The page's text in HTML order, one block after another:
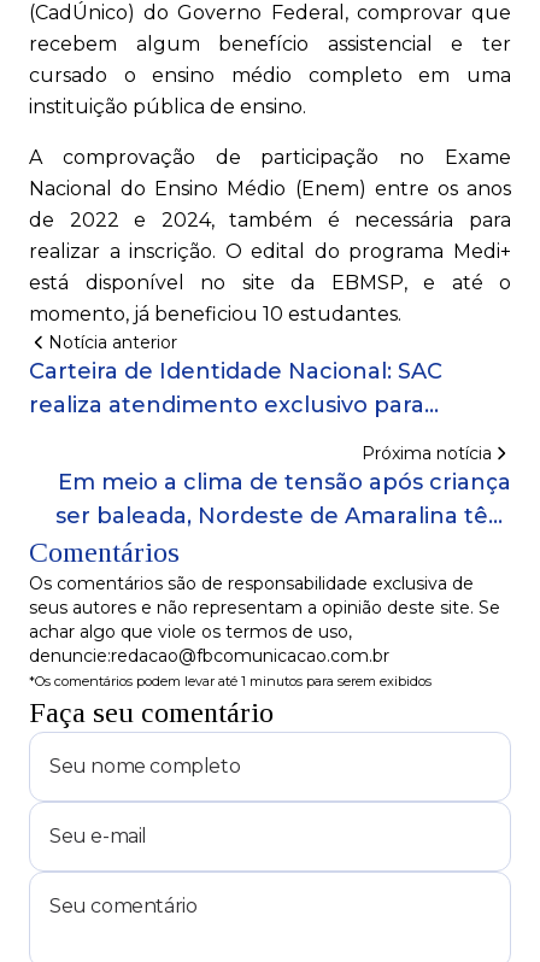
(CadÚnico) do Governo Federal, comprovar que
recebem algum benefício assistencial e ter
cursado o ensino médio completo em uma
instituição pública de ensino.
A comprovação de participação no Exame
Nacional do Ensino Médio (Enem) entre os anos
de 2022 e 2024, também é necessária para
realizar a inscrição. O edital do programa Medi+
está disponível no site da EBMSP, e até o
momento, já beneficiou 10 estudantes.
Notícia anterior
Carteira de Identidade Nacional: SAC
realiza atendimento exclusivo para
crianças e adolescentes neste sábado (11)
Próxima notícia
Em meio a clima de tensão após criança
ser baleada, Nordeste de Amaralina têm
escolas sem aulas e tráfego de ônibus
suspenso
Comentários
Os comentários são de responsabilidade exclusiva de
seus autores e não representam a opinião deste site. Se
achar algo que viole os termos de uso,
denuncie:redacao@fbcomunicacao.com.br
*Os comentários podem levar até 1 minutos para serem exibidos
Faça seu comentário